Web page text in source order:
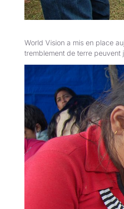
World Vision a mis en place
tremblement de terre peuvent